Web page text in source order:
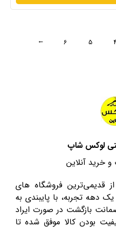
5
6
→
لوکس شاپ
خرید آنلاین
قدیمی‌ترین فروشگاه های
دهه تجربه، با پایبندی به
بازگشت در صورت ایراد
بودن کالا موفق شده تا